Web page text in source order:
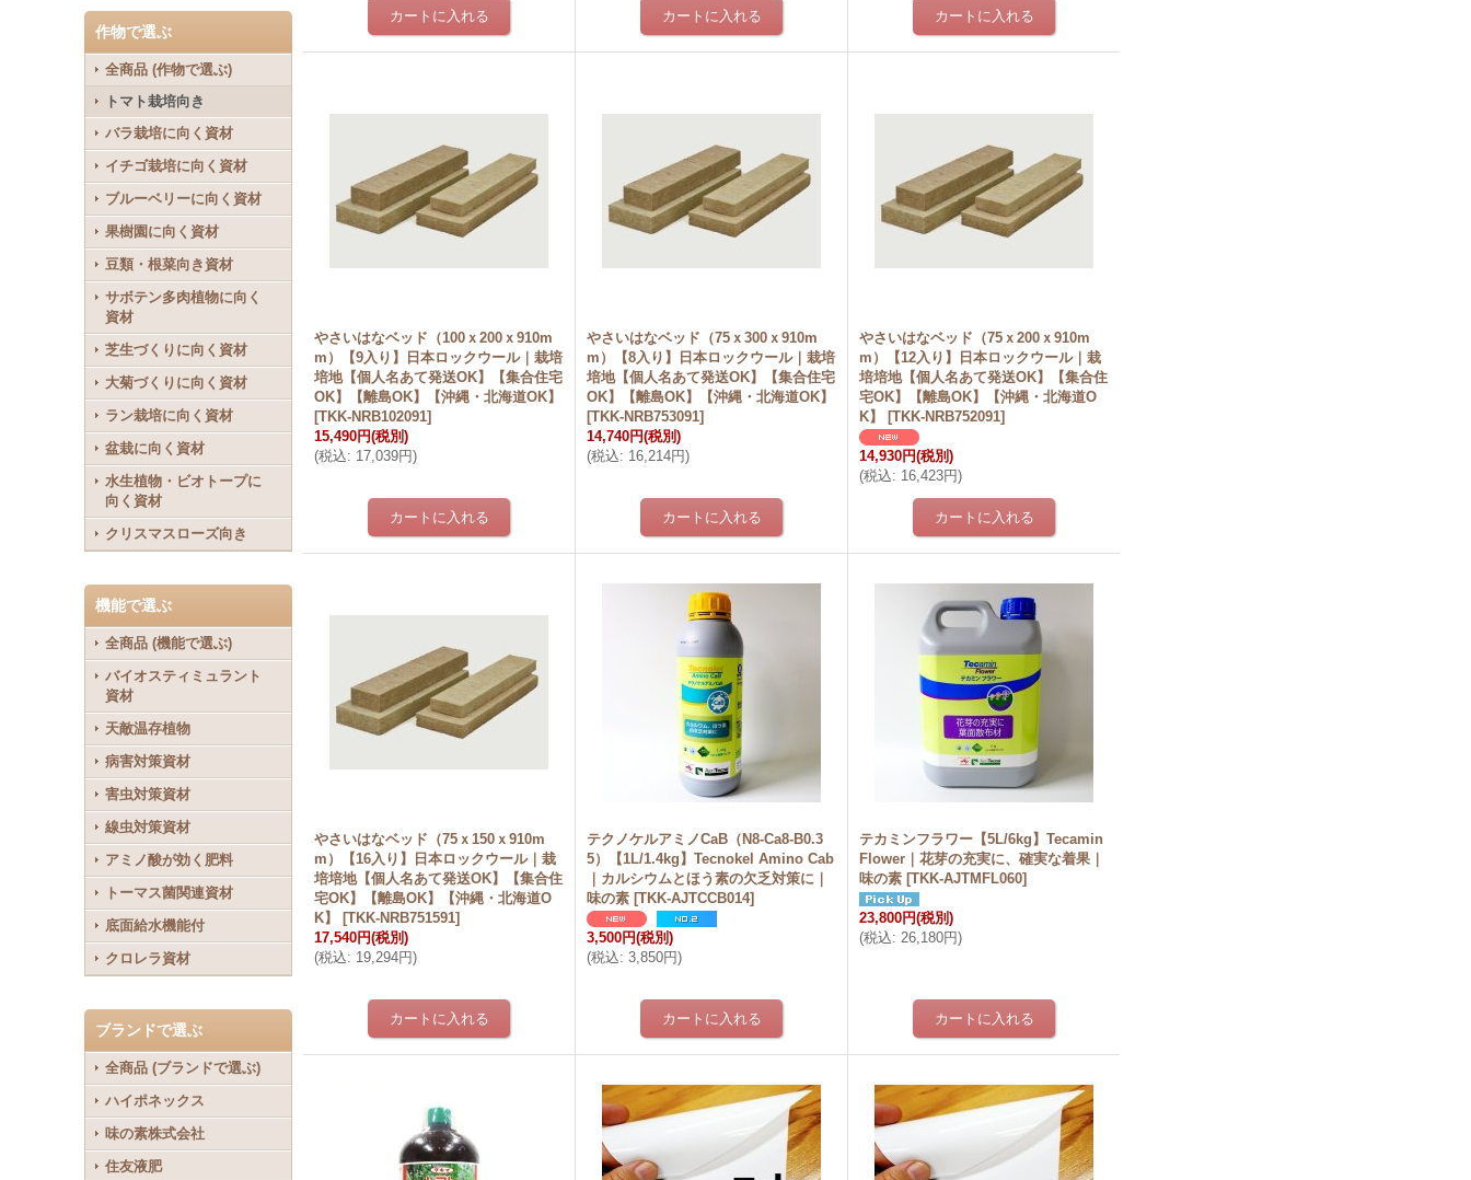
作物で選ぶ
全商品 (作物で選ぶ)
トマト栽培向き
バラ栽培に向く資材
イチゴ栽培に向く資材
ブルーベリーに向く資材
果樹園に向く資材
豆類・根菜向き資材
サボテン多肉植物に向く
資材
芝生づくりに向く資材
大菊づくりに向く資材
ラン栽培に向く資材
盆栽に向く資材
水生植物・ビオトープに
向く資材
クリスマスローズ向き
機能で選ぶ
全商品 (機能で選ぶ)
バイオスティミュラント
資材
天敵温存植物
病害対策資材
害虫対策資材
線虫対策資材
アミノ酸が効く肥料
トーマス菌関連資材
底面給水機能付
クロレラ資材
ブランドで選ぶ
全商品 (ブランドで選ぶ)
ハイポネックス
味の素株式会社
住友液肥
やさいはなベッド（100ｘ200ｘ910m
m）【9入り】日本ロックウール｜栽培
培地【個人名あて発送OK】【集合住宅
OK】【離島OK】【沖縄・北海道OK】
[TKK-NRB102091]
15,490円(税別)
(税込: 17,039円)
やさいはなベッド（75ｘ300ｘ910m
m）【8入り】日本ロックウール｜栽培
培地【個人名あて発送OK】【集合住宅
OK】【離島OK】【沖縄・北海道OK】
[TKK-NRB753091]
14,740円(税別)
(税込: 16,214円)
やさいはなベッド（75ｘ200ｘ910m
m）【12入り】日本ロックウール｜栽
培培地【個人名あて発送OK】【集合住
宅OK】【離島OK】【沖縄・北海道O
K】
[TKK-NRB752091]
14,930円(税別)
(税込: 16,423円)
やさいはなベッド（75ｘ150ｘ910m
m）【16入り】日本ロックウール｜栽
培培地【個人名あて発送OK】【集合住
宅OK】【離島OK】【沖縄・北海道O
K】
[TKK-NRB751591]
17,540円(税別)
(税込: 19,294円)
テクノケルアミノCaB（N8-Ca8-B0.3
5）【1L/1.4kg】Tecnokel Amino Cab
｜カルシウムとほう素の欠乏対策に｜
味の素 [TKK-AJTCCB014]
3,500円(税別)
(税込: 3,850円)
テカミンフラワー【5L/6kg】Tecamin
Flower｜花芽の充実に、確実な着果｜
味の素 [TKK-AJTMFL060]
23,800円(税別)
(税込: 26,180円)